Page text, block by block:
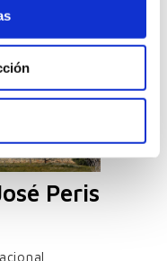
Peris